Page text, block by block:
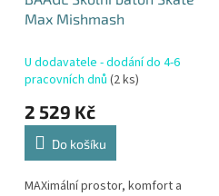
Max Mishmash
U dodavatele - dodání do 4-6
pracovních dnů (2 ks)
2 529 Kč
Do košíku
MAXimální prostor, komfort a